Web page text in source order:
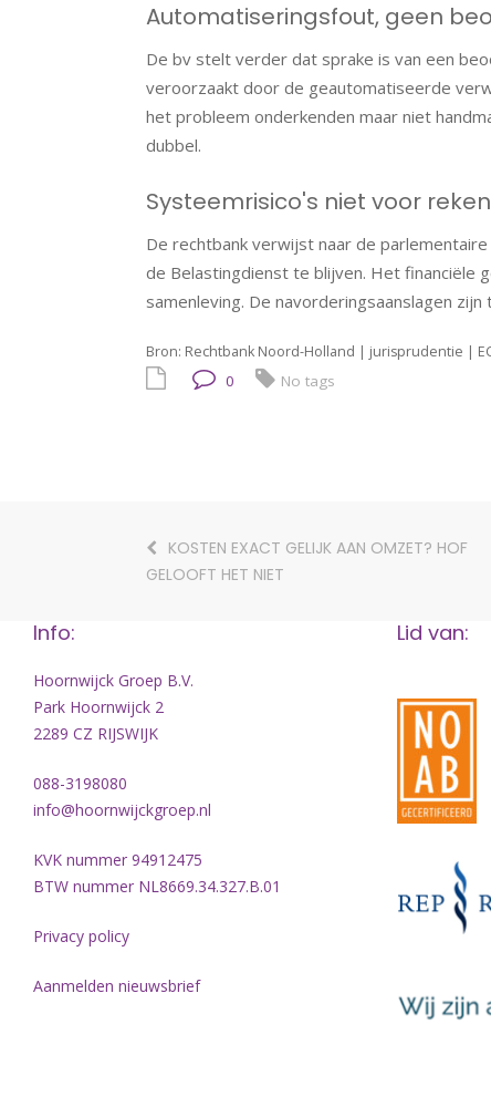
Automatiseringsfout, geen
De bv stelt verder dat sprake is van een
veroorzaakt door de geautomatiseerde
het probleem onderkenden maar niet
dubbel.
Systeemrisico's niet voor
De rechtbank verwijst naar de
de Belastingdienst te blijven. Het financiële
samenleving. De navorderingsaanslagen
Bron: Rechtbank Noord-Holland | jurisprudentie |
0 No tags
KOSTEN EXACT GELIJK AAN OMZET? HOF
GELOOFT HET NIET
Info:
Hoornwijck Groep B.V.
Park Hoornwijck 2
2289 CZ RIJSWIJK
088-3198080
info@hoornwijckgroep.nl
KVK nummer 94912475
BTW nummer NL8669.34.327.B.01
Privacy policy
Aanmelden nieuwsbrief
Lid van: